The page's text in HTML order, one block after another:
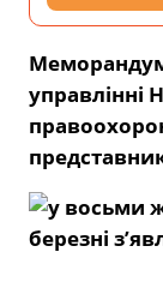
управлінні